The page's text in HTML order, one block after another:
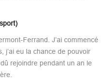
Ferrand. J’ai commencé
j’ai eu la chance de pouvoir
rejoindre pendant un an le